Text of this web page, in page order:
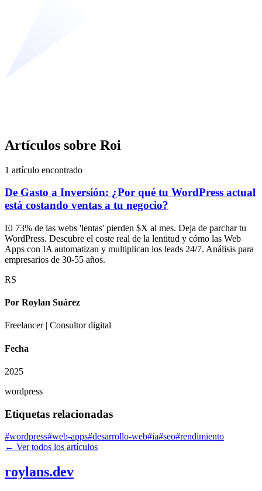
Artículos sobre Roi
1 artículo encontrado
De Gasto a Inversión: ¿Por qué tu WordPress actual
está costando ventas a tu negocio?
El 73% de las webs 'lentas' pierden $X al mes. Deja de parchar tu
WordPress. Descubre el coste real de la lentitud y cómo las Web
Apps con IA automatizan y multiplican los leads 24/7. Análisis para
empresarios de 30-55 años.
RS
Por Roylan Suárez
Freelancer | Consultor digital
Fecha
2025
wordpress
Etiquetas relacionadas
#wordpress#web-apps#desarrollo-web#ia#seo#rendimiento
← Ver todos los artículos
roylans.dev